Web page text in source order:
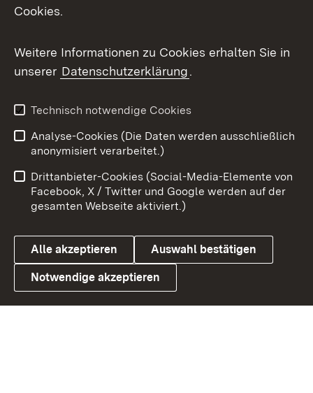
Messenger
Social Wall
X / Twitter
Youtube
Link zum Landesportal
Benutzungshinweise
Barrierefreiheit
Datenschutz
Cookies
Cookies.
Weitere Informationen zu Cookies erhalten Sie in
unserer Datenschutzerklärung.
Technisch notwendige Cookies
Analyse-Cookies (Die Daten werden ausschließlich
anonymisiert verarbeitet.)
Drittanbieter-Cookies (Social-Media-Elemente von
Facebook, X / Twitter und Google werden auf der
gesamten Webseite aktiviert.)
Alle akzeptieren Auswahl bestätigen
Notwendige akzeptieren